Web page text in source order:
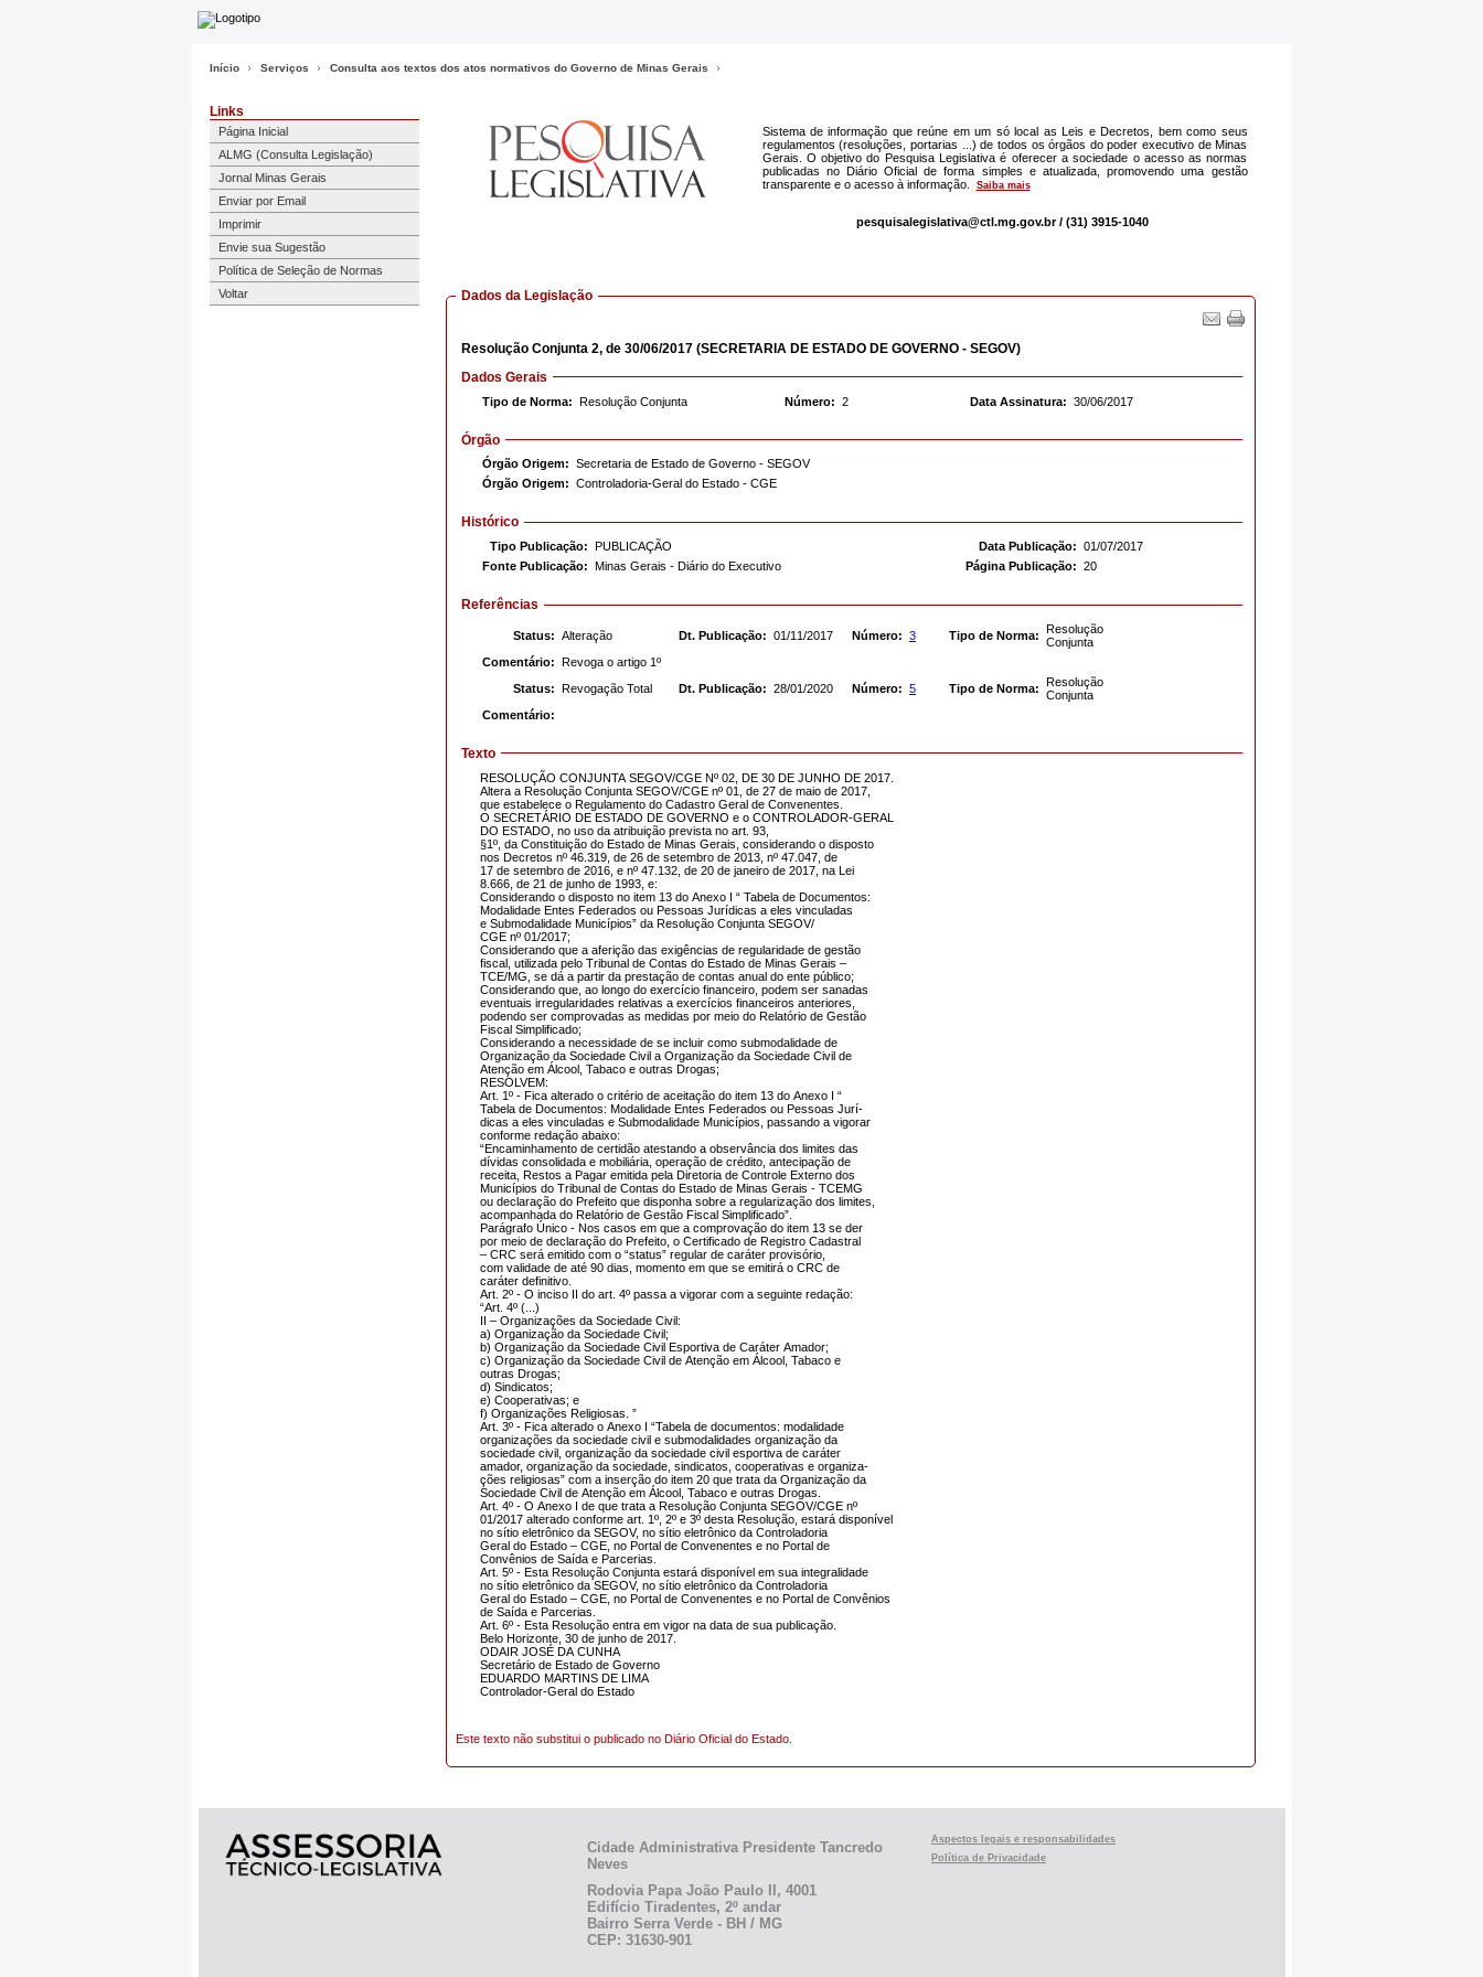
Início Serviços Consulta aos textos dos atos normativos do Governo de Minas Gerais
Links
Página Inicial
ALMG (Consulta Legislação)
Jornal Minas Gerais
Enviar por Email
Imprimir
Envie sua Sugestão
Política de Seleção de Normas
Voltar
Sistema de informação que reúne em um só local as Leis e Decretos, bem como seus
regulamentos (resoluções, portarias ...) de todos os órgãos do poder executivo de Minas
Gerais. O objetivo do Pesquisa Legislativa é oferecer a sociedade o acesso as normas
publicadas no Diário Oficial de forma simples e atualizada, promovendo uma gestão
transparente e o acesso à informação.
Saiba mais
pesquisalegislativa@ctl.mg.gov.br/ (31) 3915-1040
Dados da Legislação
Resolução Conjunta 2, de 30/06/2017 (SECRETARIA DE ESTADO DE GOVERNO - SEGOV)
Dados Gerais
Tipo de Norma: Resolução Conjunta Número: 2 Data Assinatura: 30/06/2017
Órgão
Órgão Origem: Secretaria de Estado de Governo - SEGOV
Órgão Origem: Controladoria-Geral do Estado - CGE
Histórico
Tipo Publicação: PUBLICAÇÃO Data Publicação: 01/07/2017
Fonte Publicação: Minas Gerais - Diário do Executivo Página Publicação: 20
Referências
Status: Alteração Dt. Publicação: 01/11/2017 Número: 3 Tipo de Norma: Resolução
Conjunta
Comentário: Revoga o artigo 1º
Status: Revogação Total Dt. Publicação: 28/01/2020 Número: 5 Tipo de Norma: Resolução
Conjunta
Comentário:
Texto
RESOLUÇÃO CONJUNTA SEGOV/CGE Nº 02, DE 30 DE JUNHO DE 2017.
Altera a Resolução Conjunta SEGOV/CGE nº 01, de 27 de maio de 2017,
que estabelece o Regulamento do Cadastro Geral de Convenentes.
O SECRETÁRIO DE ESTADO DE GOVERNO e o CONTROLADOR-GERAL
DO ESTADO, no uso da atribuição prevista no art. 93,
§1º, da Constituição do Estado de Minas Gerais, considerando o disposto
nos Decretos nº 46.319, de 26 de setembro de 2013, nº 47.047, de
17 de setembro de 2016, e nº 47.132, de 20 de janeiro de 2017, na Lei
8.666, de 21 de junho de 1993, e:
Considerando o disposto no item 13 do Anexo I “ Tabela de Documentos:
Modalidade Entes Federados ou Pessoas Jurídicas a eles vinculadas
e Submodalidade Municípios” da Resolução Conjunta SEGOV/
CGE nº 01/2017;
Considerando que a aferição das exigências de regularidade de gestão
fiscal, utilizada pelo Tribunal de Contas do Estado de Minas Gerais –
TCE/MG, se dá a partir da prestação de contas anual do ente público;
Considerando que, ao longo do exercício financeiro, podem ser sanadas
eventuais irregularidades relativas a exercícios financeiros anteriores,
podendo ser comprovadas as medidas por meio do Relatório de Gestão
Fiscal Simplificado;
Considerando a necessidade de se incluir como submodalidade de
Organização da Sociedade Civil a Organização da Sociedade Civil de
Atenção em Álcool, Tabaco e outras Drogas;
RESOLVEM:
Art. 1º - Fica alterado o critério de aceitação do item 13 do Anexo I “
Tabela de Documentos: Modalidade Entes Federados ou Pessoas Jurí-
dicas a eles vinculadas e Submodalidade Municípios, passando a vigorar
conforme redação abaixo:
“Encaminhamento de certidão atestando a observância dos limites das
dívidas consolidada e mobiliária, operação de crédito, antecipação de
receita, Restos a Pagar emitida pela Diretoria de Controle Externo dos
Municípios do Tribunal de Contas do Estado de Minas Gerais - TCEMG
ou declaração do Prefeito que disponha sobre a regularização dos limites,
acompanhada do Relatório de Gestão Fiscal Simplificado”.
Parágrafo Único - Nos casos em que a comprovação do item 13 se der
por meio de declaração do Prefeito, o Certificado de Registro Cadastral
– CRC será emitido com o “status” regular de caráter provisório,
com validade de até 90 dias, momento em que se emitirá o CRC de
caráter definitivo.
Art. 2º - O inciso II do art. 4º passa a vigorar com a seguinte redação:
“Art. 4º (...)
II – Organizações da Sociedade Civil:
a) Organização da Sociedade Civil;
b) Organização da Sociedade Civil Esportiva de Caráter Amador;
c) Organização da Sociedade Civil de Atenção em Álcool, Tabaco e
outras Drogas;
d) Sindicatos;
e) Cooperativas; e
f) Organizações Religiosas. ”
Art. 3º - Fica alterado o Anexo I “Tabela de documentos: modalidade
organizações da sociedade civil e submodalidades organização da
sociedade civil, organização da sociedade civil esportiva de caráter
amador, organização da sociedade, sindicatos, cooperativas e organiza-
ções religiosas” com a inserção do item 20 que trata da Organização da
Sociedade Civil de Atenção em Álcool, Tabaco e outras Drogas.
Art. 4º - O Anexo I de que trata a Resolução Conjunta SEGOV/CGE nº
01/2017 alterado conforme art. 1º, 2º e 3º desta Resolução, estará disponível
no sítio eletrônico da SEGOV, no sítio eletrônico da Controladoria
Geral do Estado – CGE, no Portal de Convenentes e no Portal de
Convênios de Saída e Parcerias.
Art. 5º - Esta Resolução Conjunta estará disponível em sua integralidade
no sítio eletrônico da SEGOV, no sítio eletrônico da Controladoria
Geral do Estado – CGE, no Portal de Convenentes e no Portal de Convênios
de Saída e Parcerias.
Art. 6º - Esta Resolução entra em vigor na data de sua publicação.
Belo Horizonte, 30 de junho de 2017.
ODAIR JOSÉ DA CUNHA
Secretário de Estado de Governo
EDUARDO MARTINS DE LIMA
Controlador-Geral do Estado
Este texto não substitui o publicado no Diário Oficial do Estado.
Cidade Administrativa Presidente Tancredo
Neves
Rodovia Papa João Paulo II, 4001
Edifício Tiradentes, 2º andar
Bairro Serra Verde - BH / MG
CEP: 31630-901
Aspectos legais e responsabilidades
Política de Privacidade